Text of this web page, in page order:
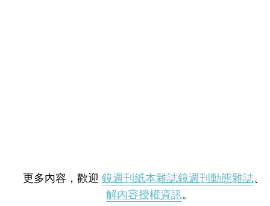
更多內容，歡迎 鏡週刊紙本雜誌鏡週刊動態雜誌、
解內容授權資訊。